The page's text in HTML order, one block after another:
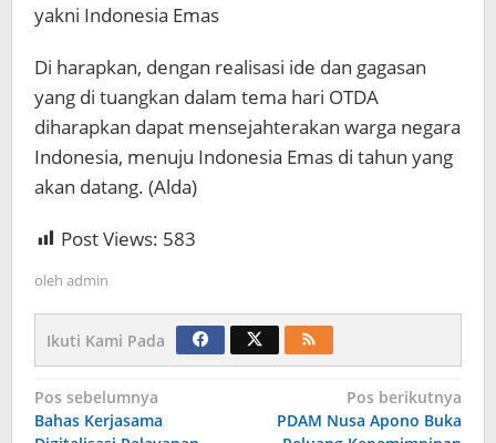
yakni Indonesia Emas
Di harapkan, dengan realisasi ide dan gagasan
yang di tuangkan dalam tema hari OTDA
diharapkan dapat mensejahterakan warga negara
Indonesia, menuju Indonesia Emas di tahun yang
akan datang. (Alda)
Post Views: 583
oleh admin
Ikuti Kami Pada
Navigasi
pos
Pos sebelumnya
Bahas Kerjasama
Pos berikutnya
PDAM Nusa Apono Buka